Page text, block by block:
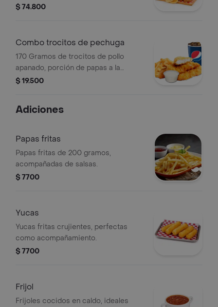
yuca, arroz o frijoles) gaseosa 1 lt.
$ 74.800
Combo trocitos de pechuga
170 Gramos de trocitos de pollo
apanado, porción de papas a la
francesa, salsa ranch y gaseosa 250
$ 19.500
Adiciones
Papas fritas
Papas fritas de 200 gramos,
acompañadas de salsas.
$ 7700
Yucas
Yucas fritas crujientes, perfectas
como acompañamiento.
$ 7700
Frijol
Frijoles cocidos en caldo, ideales